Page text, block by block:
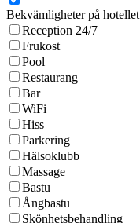
Bekvämligheter på hotellet
Reception 24/7
Frukost
Pool
Restaurang
Bar
WiFi
Hiss
Parkering
Hälsoklubb
Massage
Bastu
Ångbastu
Skönhetsbehandling